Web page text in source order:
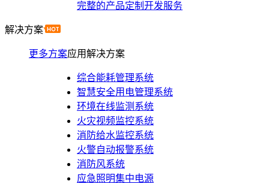
完整的产品定制开发服务
解决方案
更多方案应用解决方案
综合能耗管理系统
智慧安全用电管理系统
环境在线监测系统
火灾视频监控系统
消防给水监控系统
火警自动报警系统
消防风系统
应急照明集中电源